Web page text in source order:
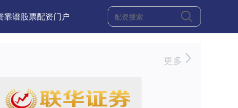
靠谱股票配资门户
更多